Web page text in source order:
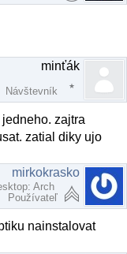
minťák
Návštevník
zajtra
zatial diky ujo
mirkokrasko
Arch
Používateľ
nainstalovat